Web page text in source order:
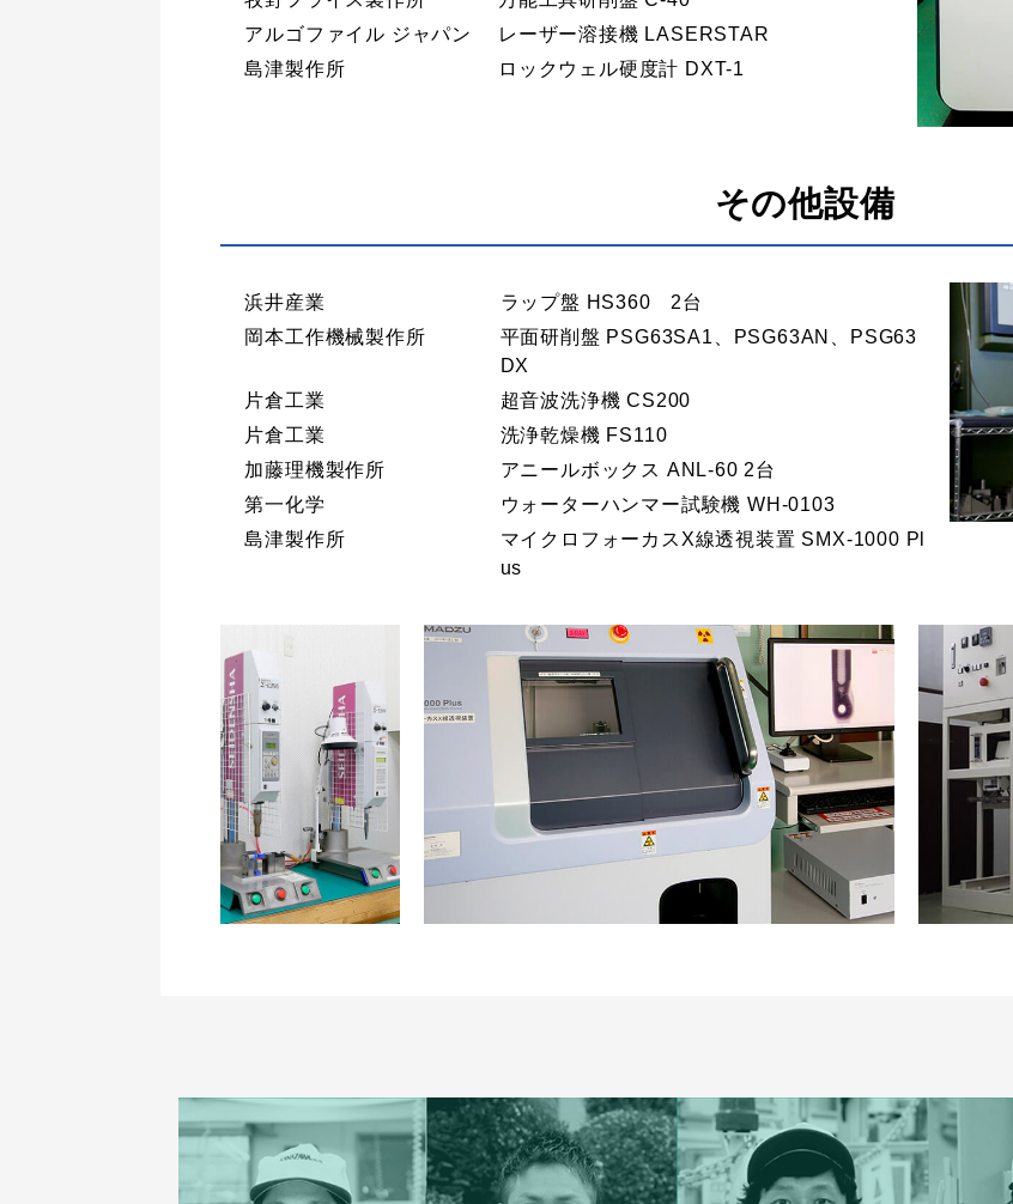
アルゴファイル ジャパン
レーザー溶接機 LASERSTAR
島津製作所
ロックウェル硬度計 DXT-1
その他設備
浜井産業
ラップ盤 HS360 2台
岡本工作機械製作所
平面研削盤 PSG63SA1、PSG63AN、PSG63
DX
片倉工業
超音波洗浄機 CS200
片倉工業
洗浄乾燥機 FS110
加藤理機製作所
アニールボックス ANL-60 2台
第一化学
ウォーターハンマー試験機 WH-0103
島津製作所
マイクロフォーカスX線透視装置 SMX-1000 Pl
us